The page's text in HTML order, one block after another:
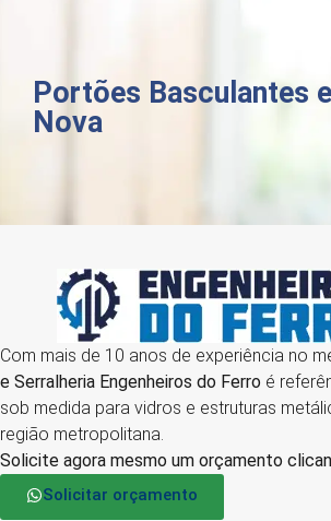
Portões Basculantes
Nova
Com mais de 10 anos de experiência no
e Serralheria Engenheiros do Ferro é
sob medida para vidros e estruturas
região metropolitana.
Solicite agora mesmo um orçamento
Solicitar orçamento